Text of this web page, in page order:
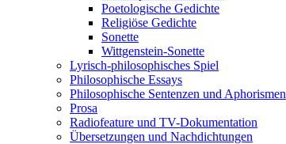
Poetologische Gedichte
Religiöse Gedichte
Sonette
Wittgenstein-Sonette
Lyrisch-philosophisches Spiel
Philosophische Essays
Philosophische Sentenzen und Aphorismen
Prosa
Radiofeature und TV-Dokumentation
Übersetzungen und Nachdichtungen